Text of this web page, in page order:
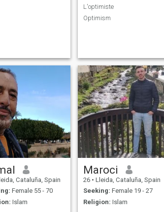
L'optimiste
Optimism
Cataluña, Spain
Female 55 - 70
Islam
Maroci
26 • Lleida, Cataluña, Spain
Seeking: Female 19 - 27
Religion: Islam